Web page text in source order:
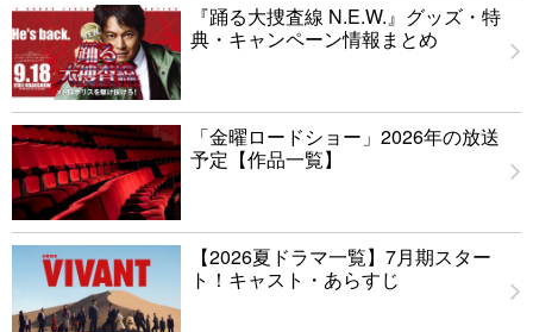
『踊る大捜査線 N.E.W.』グッズ・特
典・キャンペーン情報まとめ
「金曜ロードショー」2026年の放送
予定【作品一覧】
【2026夏ドラマ一覧】7月期スター
ト！キャスト・あらすじ